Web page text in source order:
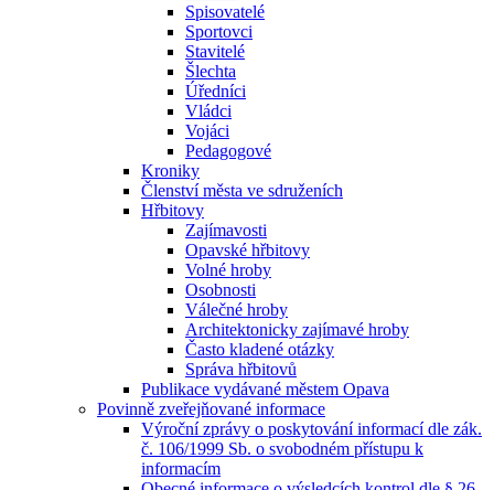
Spisovatelé
Sportovci
Stavitelé
Šlechta
Úředníci
Vládci
Vojáci
Pedagogové
Kroniky
Členství města ve sdruženích
Hřbitovy
Zajímavosti
Opavské hřbitovy
Volné hroby
Osobnosti
Válečné hroby
Architektonicky zajímavé hroby
Často kladené otázky
Správa hřbitovů
Publikace vydávané městem Opava
Povinně zveřejňované informace
Výroční zprávy o poskytování informací dle zák.
č. 106/1999 Sb. o svobodném přístupu k
informacím